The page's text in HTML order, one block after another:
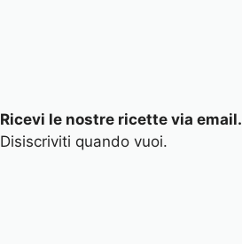
Ricevi le nostre ricette via email.
Disiscriviti quando vuoi.